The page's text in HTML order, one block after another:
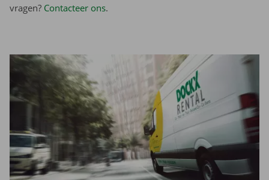
vragen? Contacteer ons.